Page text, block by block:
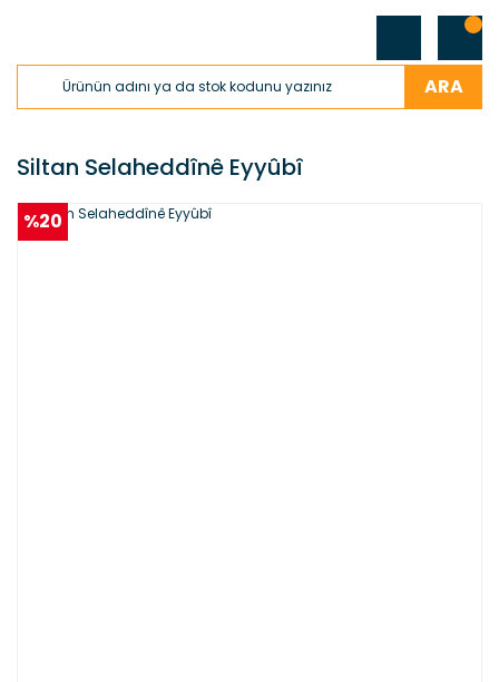
ARA
Siltan Selaheddînê Eyyûbî
%20